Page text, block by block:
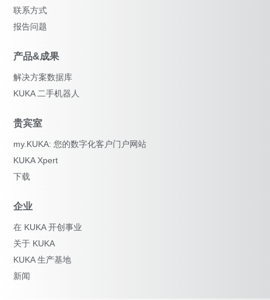
联系方式
报告问题
产品&成果
解决方案数据库
KUKA 二手机器人
贵宾室
my.KUKA: 您的数字化客户门户网站
KUKA Xpert
下载
企业
在 KUKA 开创事业
关于 KUKA
KUKA 生产基地
新闻